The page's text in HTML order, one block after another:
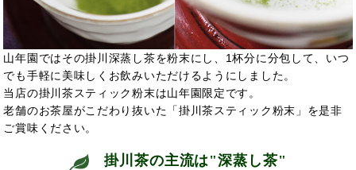
山年園ではその掛川深蒸し茶を粉末にし、1杯分に分包して、いつ
でも手軽に美味しくお飲みいただけるようにしました。
当店の掛川茶スティック粉末は山年園限定です。
老舗のお茶屋がこだわり抜いた「掛川茶スティック粉末」を是非
ご賞味ください。
掛川茶の主流は"深蒸し茶"